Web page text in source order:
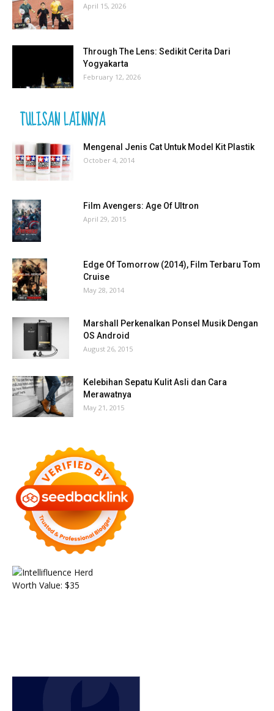
April 15, 2026
Through The Lens: Sedikit Cerita Dari
Yogyakarta
February 12, 2026
TULISAN LAINNYA
Mengenal Jenis Cat Untuk Model Kit Plastik
October 4, 2014
Film Avengers: Age Of Ultron
April 29, 2015
Edge Of Tomorrow (2014), Film Terbaru Tom
Cruise
May 28, 2014
Marshall Perkenalkan Ponsel Musik Dengan
OS Android
August 26, 2015
Kelebihan Sepatu Kulit Asli dan Cara
Merawatnya
May 21, 2015